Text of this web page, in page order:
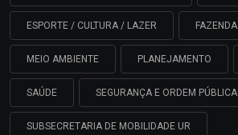
ESPORTE / CULTURA / LAZER FAZENDA
MEIO AMBIENTE PLANEJAMENTO
SAÚDE SEGURANÇA E ORDEM PÚBLICA
SUBSECRETARIA DE MOBILIDADE UR